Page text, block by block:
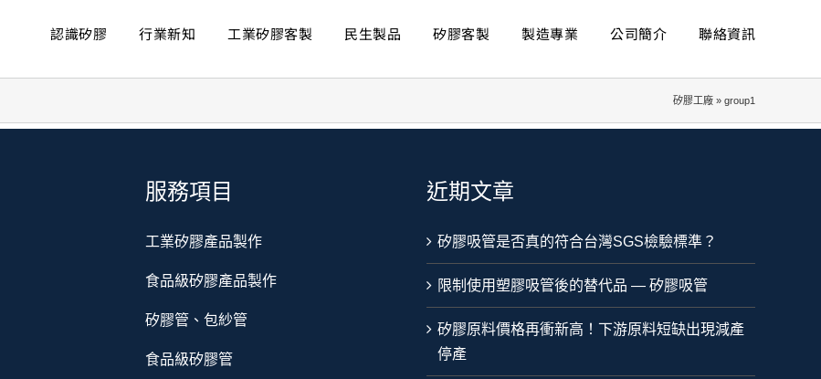
認識矽膠 行業新知 工業矽膠客製 民生製品 矽膠客製 製造專業 公司簡介 聯絡資訊
矽膠工廠 » group1
服務項目
工業矽膠產品製作
食品級矽膠產品製作
矽膠管、包紗管
食品級矽膠管
近期文章
矽膠吸管是否真的符合台灣SGS檢驗標準？
限制使用塑膠吸管後的替代品 — 矽膠吸管
矽膠原料價格再衝新高！下游原料短缺出現減產
停產